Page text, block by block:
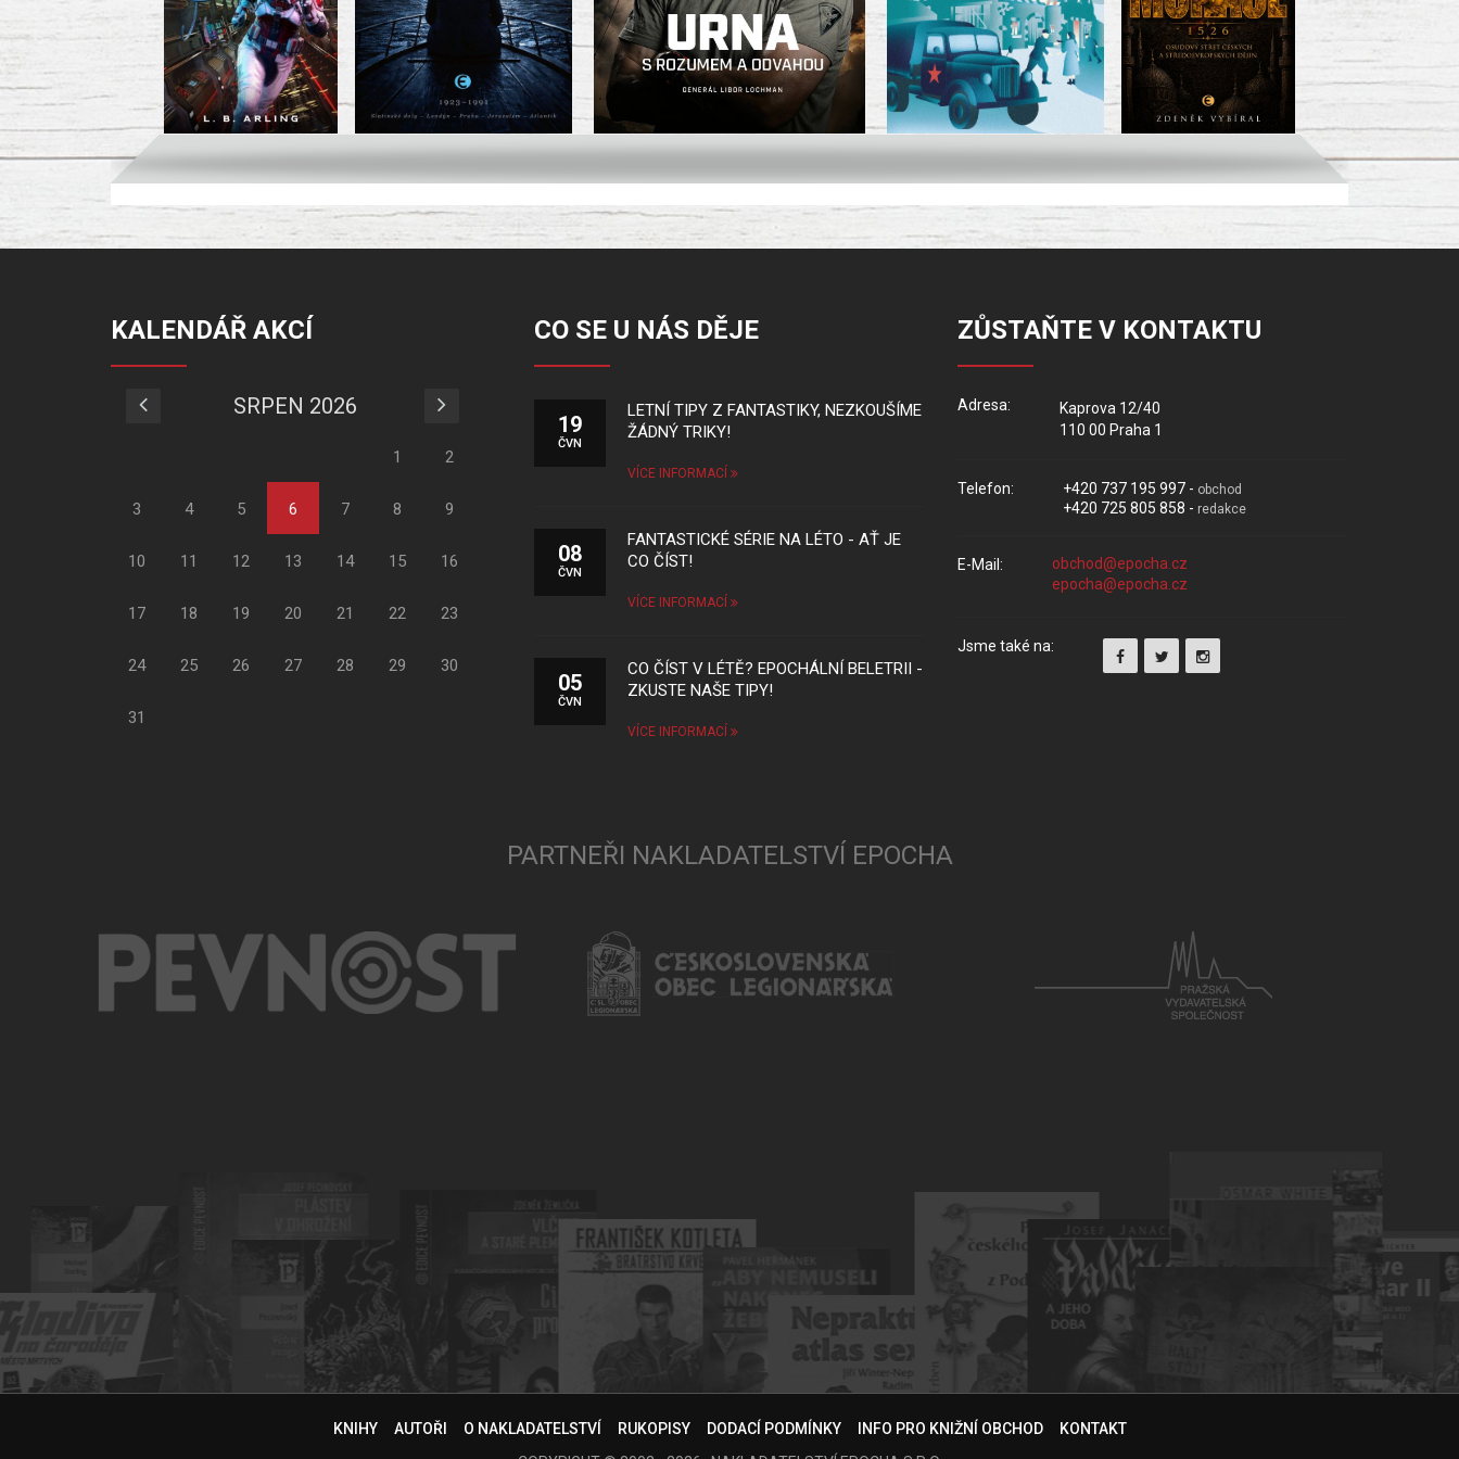
KALENDÁŘ AKCÍ
SRPEN 2026
1 2
3 4 5 6 7 8 9
10 11 12 13 14 15 16
17 18 19 20 21 22 23
24 25 26 27 28 29 30
31
CO SE U NÁS DĚJE
19
ČVN
LETNÍ TIPY Z FANTASTIKY, NEZKOUŠÍME
ŽÁDNÝ TRIKY!
VÍCE INFORMACÍ
08
ČVN
FANTASTICKÉ SÉRIE NA LÉTO - AŤ JE
CO ČÍST!
VÍCE INFORMACÍ
05
ČVN
CO ČÍST V LÉTĚ? EPOCHÁLNÍ BELETRII -
ZKUSTE NAŠE TIPY!
VÍCE INFORMACÍ
ZŮSTAŇTE V KONTAKTU
Adresa:
Kaprova 12/40
110 00 Praha 1
Telefon: +420 737 195 997 - obchod
+420 725 805 858 - redakce
E-Mail:
Jsme také na:
PARTNEŘI NAKLADATELSTVÍ EPOCHA
KNIHY AUTOŘI O NAKLADATELSTVÍ RUKOPISY DODACÍ PODMÍNKY INFO PRO KNIŽNÍ OBCHOD
KONTAKT